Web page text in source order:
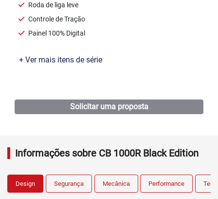
Roda de liga leve
Controle de Tração
Painel 100% Digital
+ Ver mais itens de série
Solicitar uma proposta
Informações sobre CB 1000R Black Edition
Design Segurança Mecânica Performance